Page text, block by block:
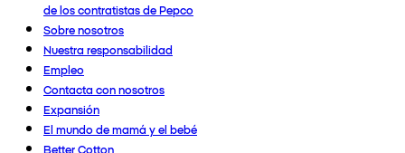
de los contratistas de Pepco
Sobre nosotros
Nuestra responsabilidad
Empleo
Contacta con nosotros
Expansión
El mundo de mamá y el bebé
Better Cotton